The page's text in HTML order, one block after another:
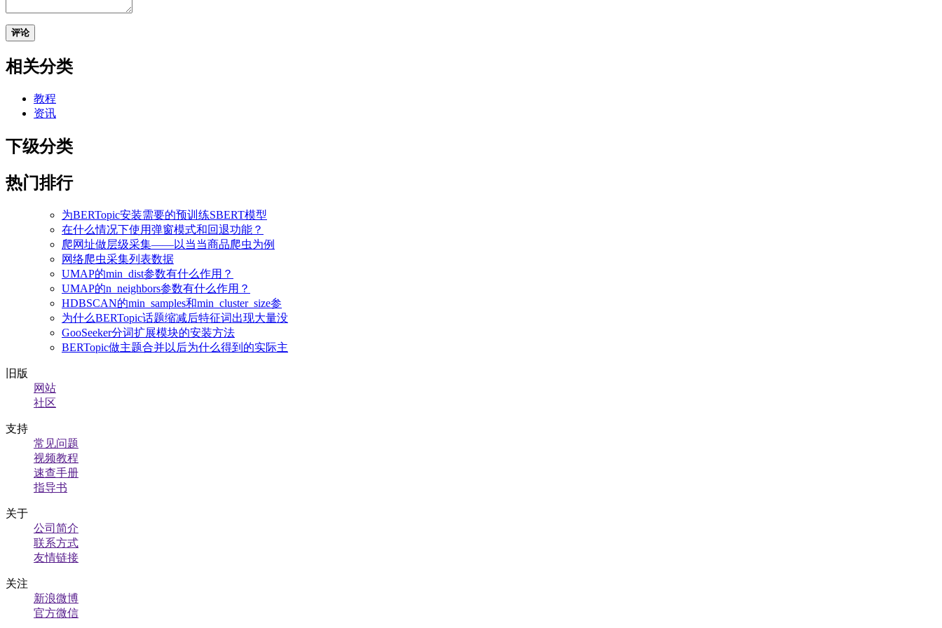
评论
相关分类
教程
资讯
下级分类
热门排行
为BERTopic安装需要的预训练SBERT模型
在什么情况下使用弹窗模式和回退功能？
爬网址做层级采集——以当当商品爬虫为例
网络爬虫采集列表数据
UMAP的min_dist参数有什么作用？
UMAP的n_neighbors参数有什么作用？
HDBSCAN的min_samples和min_cluster_size参
为什么BERTopic话题缩减后特征词出现大量没
GooSeeker分词扩展模块的安装方法
BERTopic做主题合并以后为什么得到的实际主
旧版
网站
社区
支持
常见问题
视频教程
速查手册
指导书
关于
公司简介
联系方式
友情链接
关注
新浪微博
官方微信